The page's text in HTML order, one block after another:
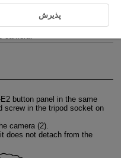
camera. Make sure the
button panel in the same
screw in the tripod socket on
camera (2).
does not detach from the
پذیرش